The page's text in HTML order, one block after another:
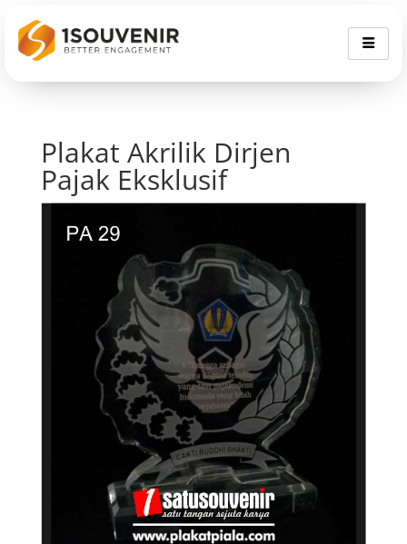
Plakat Akrilik Dirjen
Pajak Eksklusif